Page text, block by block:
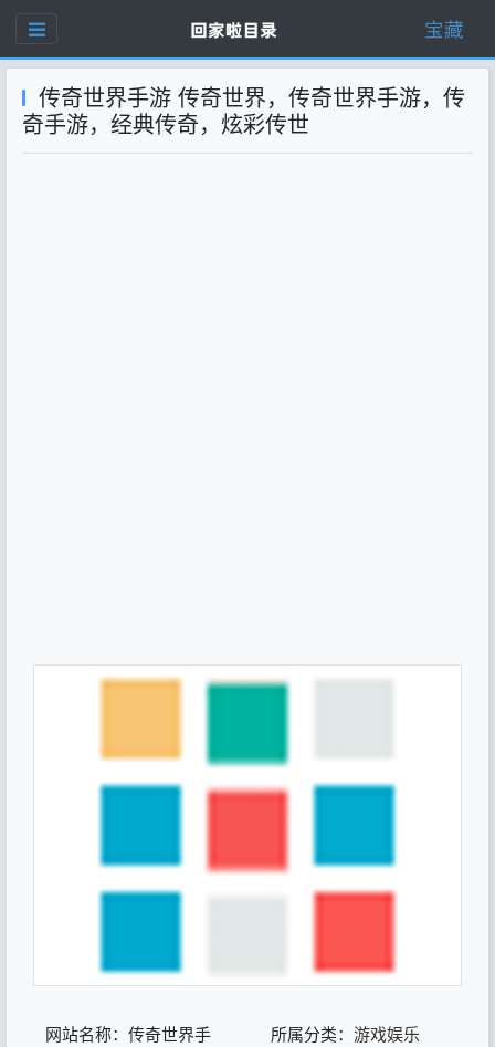
宝藏
传奇世界手游 传奇世界，传奇世界手游，传
奇手游，经典传奇，炫彩传世
网站名称：传奇世界手
所属分类： 游戏娱乐